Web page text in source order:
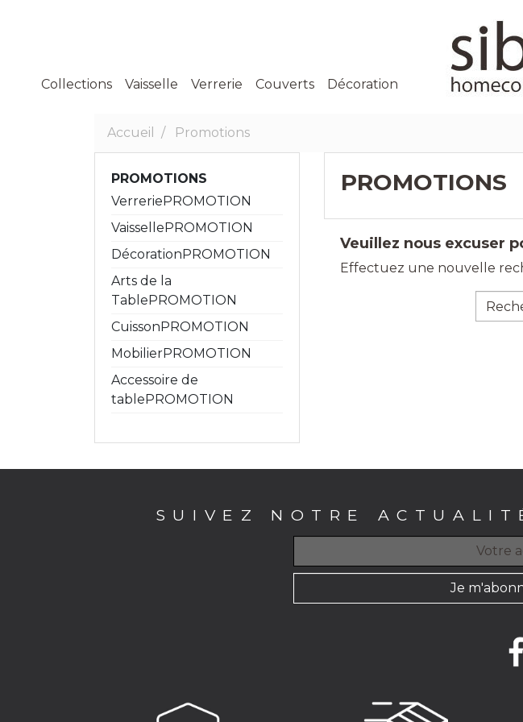
Collections Vaisselle
COUPELLE ET SALADIER
TASSE BOL MUG
THÉIÈRE ET THÉ
SALADIER
Verrerie
VERRE À PIED
FLÛTE
CARAFE PICHET
Couverts Décoration
PHOTOPHORE
Accueil Promotions
PROMOTIONS
VerreriePROMOTION
VaissellePROMOTION
DécorationPROMOTION
Arts de la
TablePROMOTION
CuissonPROMOTION
MobilierPROMOTION
Accessoire de
tablePROMOTION
PROMOTIONS
Veuillez nous excuser
Effectuez une nouvelle
SUIVEZ NOTRE
Je